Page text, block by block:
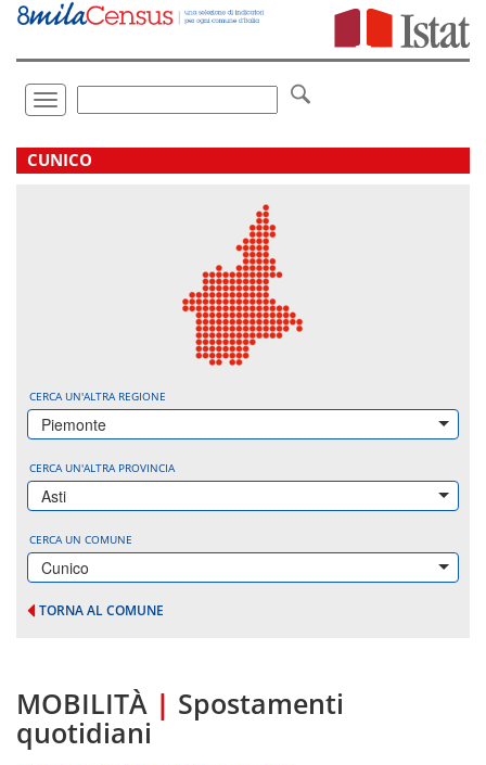
Vai
direttamente
Toggle
navigation
.
CUNICO
CERCA UN'ALTRA REGIONE
Piemonte
CERCA UN'ALTRA PROVINCIA
Asti
CERCA UN COMUNE
Cunico
TORNA AL COMUNE
MOBILITÀ | Spostamenti
quotidiani